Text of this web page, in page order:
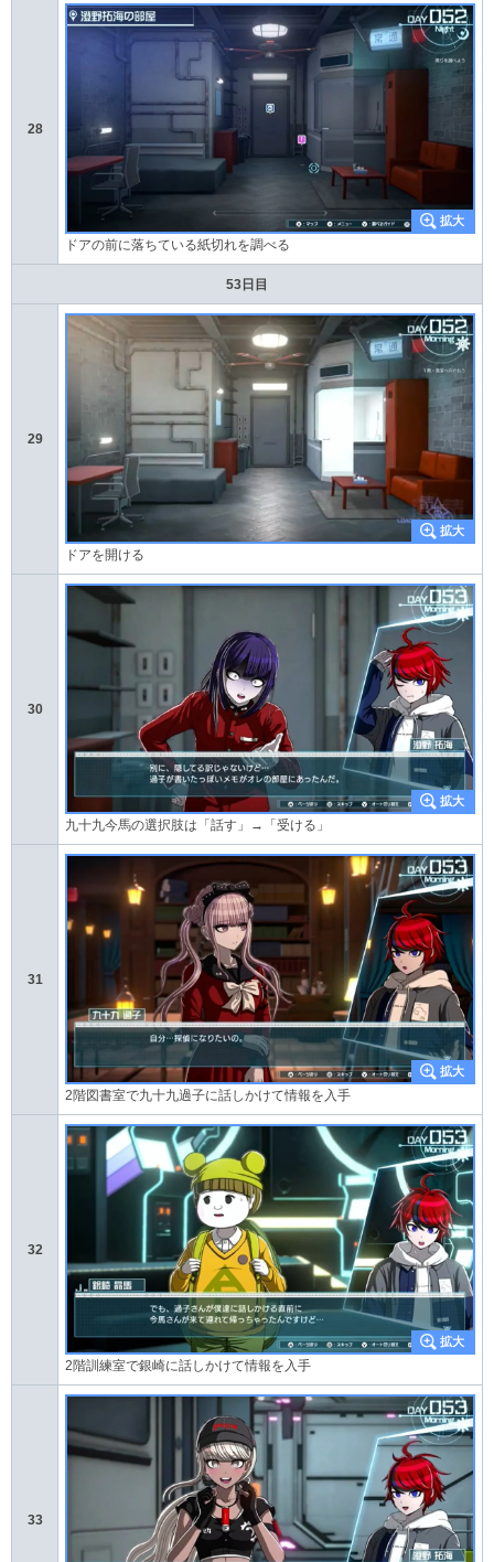
28
ドアの前に落ちている紙切れを調べる
53日目
29
ドアを開ける
30
九十九今馬の選択肢は「話す」→「受ける」
31
2階図書室で九十九過子に話しかけて情報を入手
32
2階訓練室で銀崎に話しかけて情報を入手
33